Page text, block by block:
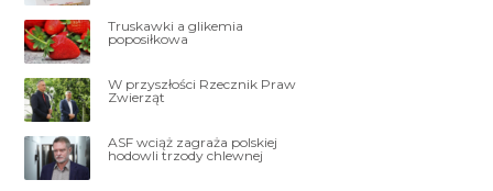
Truskawki a glikemia
poposiłkowa
W przyszłości Rzecznik Praw
Zwierząt
ASF wciąż zagraża polskiej
hodowli trzody chlewnej